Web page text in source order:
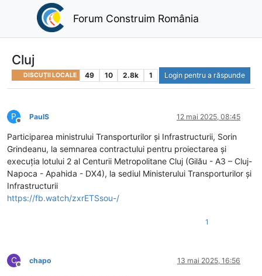
Forum Construim România
Cluj
DISCUȚII LOCALE 49 10 2.8k 1 Login pentru a răspunde
P
Deconectat
PaulS 12 mai 2025, 08:45
Participarea ministrului Transporturilor și Infrastructurii, Sorin
Grindeanu, la semnarea contractului pentru proiectarea și
execuția lotului 2 al Centurii Metropolitane Cluj (Gilău - A3 – Cluj-
Napoca - Apahida - DX4), la sediul Ministerului Transporturilor și
Infrastructurii
https://fb.watch/zxrETSsou-/
1
C
Deconectat
chapo 13 mai 2025, 16:56